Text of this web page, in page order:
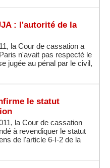
: l'autorité de la
la Cour de cassation a
n'avait pas respecté le
jugée au pénal par le civil,
le statut
la Cour de cassation
à revendiquer le statut
de l'article 6-I-2 de la